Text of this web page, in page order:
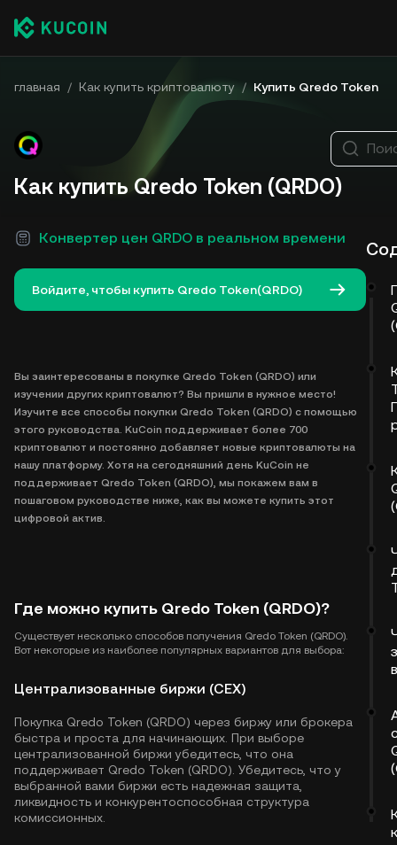
главная / Как купить криптовалюту / Купить Qredo Token
Как купить Qredo Token (QRDO)
Конвертер цен QRDO в реальном времени
Войдите, чтобы купить Qredo Token(QRDO)
Вы заинтересованы в покупке Qredo Token (QRDO) или
изучении других криптовалют? Вы пришли в нужное место!
Изучите все способы покупки Qredo Token (QRDO) с помощью
этого руководства. KuCoin поддерживает более 700
криптовалют и постоянно добавляет новые криптовалюты на
нашу платформу. Хотя на сегодняшний день KuCoin не
поддерживает Qredo Token (QRDO), мы покажем вам в
пошаговом руководстве ниже, как вы можете купить этот
цифровой актив.
Где можно купить Qredo Token (QRDO)?
Существует несколько способов получения Qredo Token (QRDO).
Вот некоторые из наиболее популярных вариантов для выбора:
Централизованные биржи (CEX)
Покупка Qredo Token (QRDO) через биржу или брокера
быстра и проста для начинающих. При выборе
централизованной биржи убедитесь, что она
поддерживает Qredo Token (QRDO). Убедитесь, что у
выбранной вами биржи есть надежная защита,
ликвидность и конкурентоспособная структура
комиссионных.